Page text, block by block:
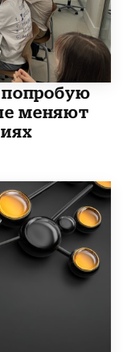
попробую
меняют